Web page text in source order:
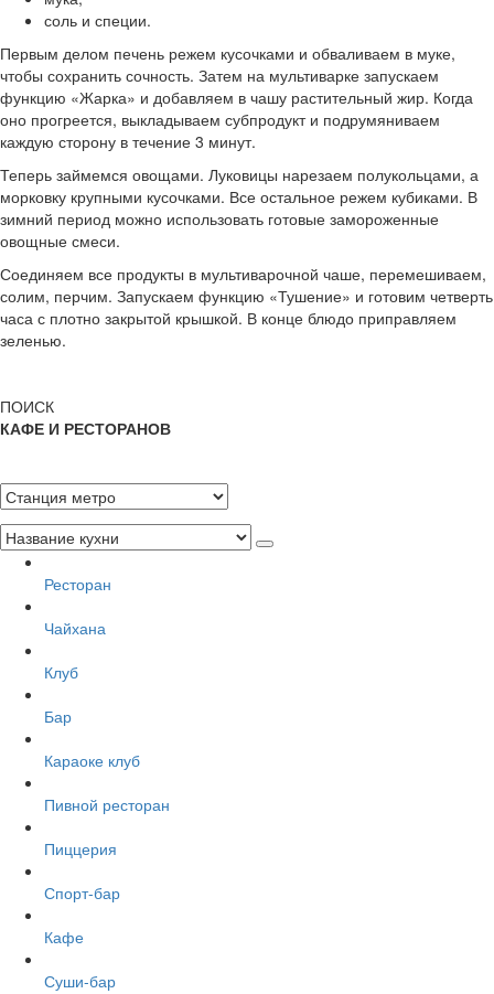
соль и специи.
Первым делом печень режем кусочками и обваливаем в муке,
чтобы сохранить сочность. Затем на мультиварке запускаем
функцию «Жарка» и добавляем в чашу растительный жир. Когда
оно прогреется, выкладываем субпродукт и подрумяниваем
каждую сторону в течение 3 минут.
Теперь займемся овощами. Луковицы нарезаем полукольцами, а
морковку крупными кусочками. Все остальное режем кубиками. В
зимний период можно использовать готовые замороженные
овощные смеси.
Соединяем все продукты в мультиварочной чаше, перемешиваем,
солим, перчим. Запускаем функцию «Тушение» и готовим четверть
часа с плотно закрытой крышкой. В конце блюдо приправляем
зеленью.
ПОИСК
КАФЕ И РЕСТОРАНОВ
Ресторан
Чайхана
Клуб
Бар
Караоке клуб
Пивной ресторан
Пиццерия
Спорт-бар
Кафе
Суши-бар